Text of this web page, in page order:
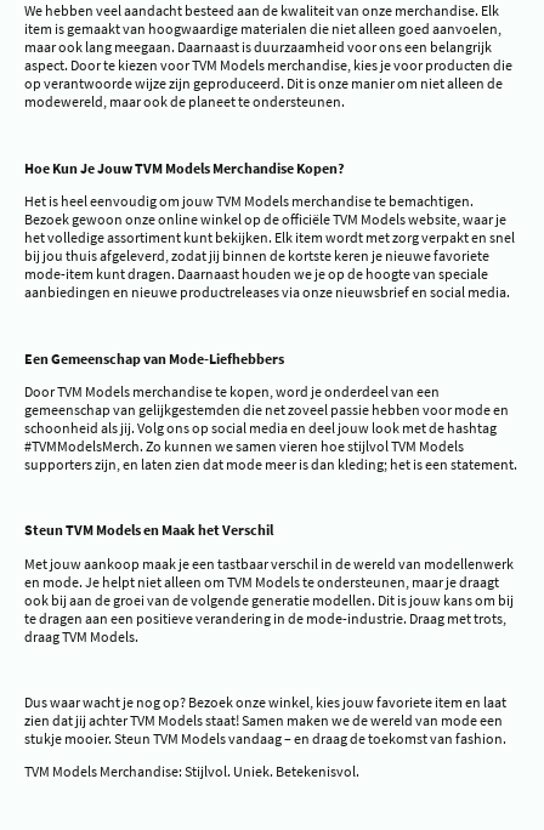
We hebben veel aandacht besteed aan de kwaliteit van onze merchandise. Elk
item is gemaakt van hoogwaardige materialen die niet alleen goed aanvoelen,
maar ook lang meegaan. Daarnaast is duurzaamheid voor ons een belangrijk
aspect. Door te kiezen voor TVM Models merchandise, kies je voor producten die
op verantwoorde wijze zijn geproduceerd. Dit is onze manier om niet alleen de
modewereld, maar ook de planeet te ondersteunen.
Hoe Kun Je Jouw TVM Models Merchandise Kopen?
Het is heel eenvoudig om jouw TVM Models merchandise te bemachtigen.
Bezoek gewoon onze online winkel op de officiële TVM Models website, waar je
het volledige assortiment kunt bekijken. Elk item wordt met zorg verpakt en snel
bij jou thuis afgeleverd, zodat jij binnen de kortste keren je nieuwe favoriete
mode-item kunt dragen. Daarnaast houden we je op de hoogte van speciale
aanbiedingen en nieuwe productreleases via onze nieuwsbrief en social media.
Een Gemeenschap van Mode-Liefhebbers
Door TVM Models merchandise te kopen, word je onderdeel van een
gemeenschap van gelijkgestemden die net zoveel passie hebben voor mode en
schoonheid als jij. Volg ons op social media en deel jouw look met de hashtag
#TVMModelsMerch. Zo kunnen we samen vieren hoe stijlvol TVM Models
supporters zijn, en laten zien dat mode meer is dan kleding; het is een statement.
Steun TVM Models en Maak het Verschil
Met jouw aankoop maak je een tastbaar verschil in de wereld van modellenwerk
en mode. Je helpt niet alleen om TVM Models te ondersteunen, maar je draagt
ook bij aan de groei van de volgende generatie modellen. Dit is jouw kans om bij
te dragen aan een positieve verandering in de mode-industrie. Draag met trots,
draag TVM Models.
Dus waar wacht je nog op? Bezoek onze winkel, kies jouw favoriete item en laat
zien dat jij achter TVM Models staat! Samen maken we de wereld van mode een
stukje mooier. Steun TVM Models vandaag – en draag de toekomst van fashion.
TVM Models Merchandise: Stijlvol. Uniek. Betekenisvol.